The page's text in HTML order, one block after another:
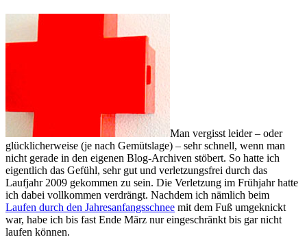
Man vergisst leider – oder
glücklicherweise (je nach Gemütslage) – sehr schnell, wenn man
nicht gerade in den eigenen Blog-Archiven stöbert. So hatte ich
eigentlich das Gefühl, sehr gut und verletzungsfrei durch das
Laufjahr 2009 gekommen zu sein. Die Verletzung im Frühjahr hatte
ich dabei vollkommen verdrängt. Nachdem ich nämlich beim
Laufen durch den Jahresanfangsschnee mit dem Fuß umgeknickt
war, habe ich bis fast Ende März nur eingeschränkt bis gar nicht
laufen können.